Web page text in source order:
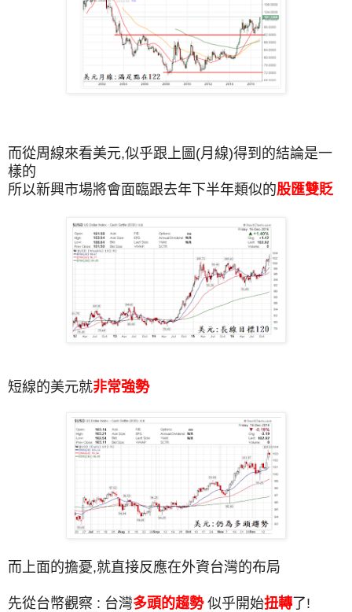
而從周線來看美元,似乎跟上圖(月線)得到的結論是一
樣的
所以新興市場將會面臨跟去年下半年類似的股匯雙貶
短線的美元就非常強勢
而上面的擔憂,就直接反應在外資台灣的布局
先從台幣觀察 : 台灣多頭的趨勢似乎開始扭轉了!